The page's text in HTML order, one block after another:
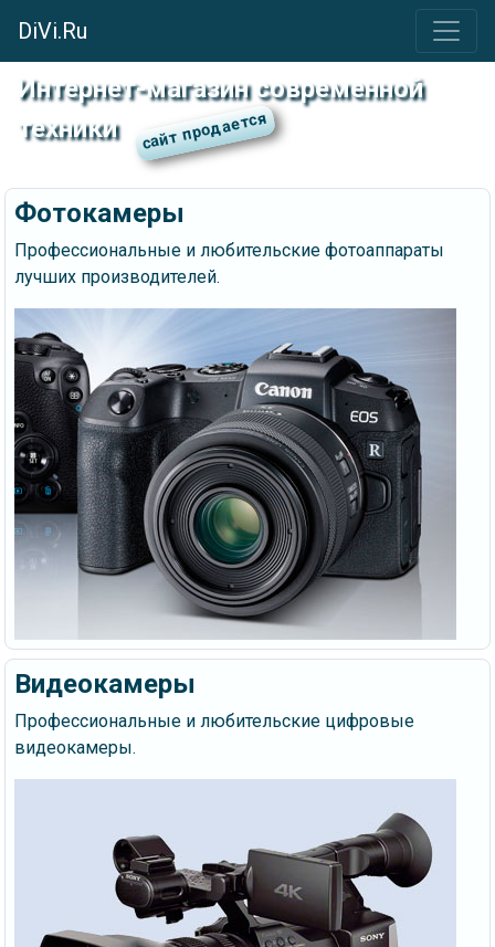
DiVi.Ru
Интернет-магазин современной
техники
Фотокамеры
Профессиональные и любительские фотоаппараты
лучших производителей.
Видеокамеры
Профессиональные и любительские цифровые
видеокамеры.